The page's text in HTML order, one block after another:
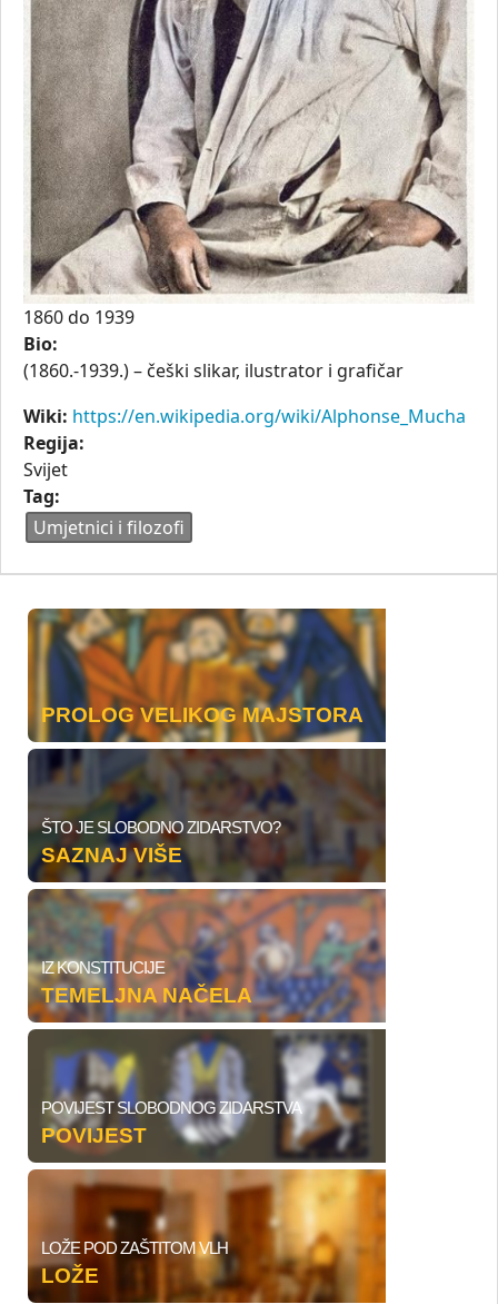
1860do 1939
Bio:
(1860.-1939.) – češki slikar, ilustrator i grafičar
Wiki: https://en.wikipedia.org/wiki/Alphonse_Mucha
Regija:
Svijet
Tag:
Umjetnici i filozofi
PROLOG VELIKOG MAJSTORA
ŠTO JE SLOBODNO ZIDARSTVO?
SAZNAJ VIŠE
IZ KONSTITUCIJE
TEMELJNA NAČELA
POVIJEST SLOBODNOG ZIDARSTVA
POVIJEST
LOŽE POD ZAŠTITOM VLH
LOŽE